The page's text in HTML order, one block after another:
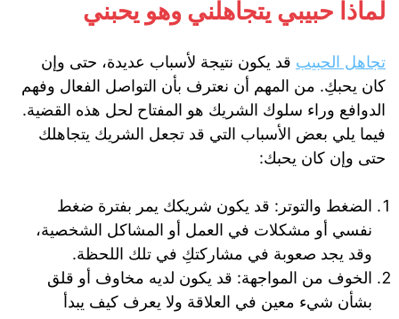
لماذا حبيبي يتجاهلني وهو يحبني
تجاهل الحبيب قد يكون نتيجة لأسباب عديدة، حتى وإن
كان يحبكِ. من المهم أن نعترف بأن التواصل الفعال وفهم
الدوافع وراء سلوك الشريك هو المفتاح لحل هذه القضية.
فيما يلي بعض الأسباب التي قد تجعل الشريك يتجاهلك
حتى وإن كان يحبك:
الضغط والتوتر: قد يكون شريكك يمر بفترة ضغط
نفسي أو مشكلات في العمل أو المشاكل الشخصية،
وقد يجد صعوبة في مشاركتكِ في تلك اللحظة.
الخوف من المواجهة: قد يكون لديه مخاوف أو قلق
بشأن شيء معين في العلاقة ولا يعرف كيف يبدأ